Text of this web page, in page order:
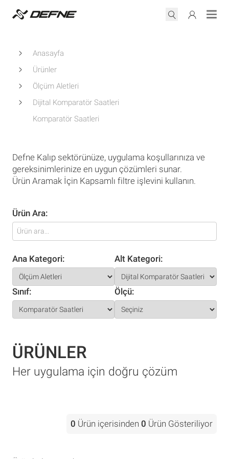
Anasayfa
Ürünler
Ölçüm Aletleri
Dijital Komparatör Saatleri
Komparatör Saatleri
Defne Kalıp sektörünüze, uygulama koşullarınıza ve
gereksinimlerinize en uygun çözümleri sunar.
Ürün Aramak İçin Kapsamlı filtre işlevini kullanın.
Ürün Ara:
Ana Kategori: Alt Kategori:
Sınıf: Ölçü:
ÜRÜNLER
Her uygulama için doğru çözüm
0 Ürün içerisinden 0 Ürün Gösteriliyor